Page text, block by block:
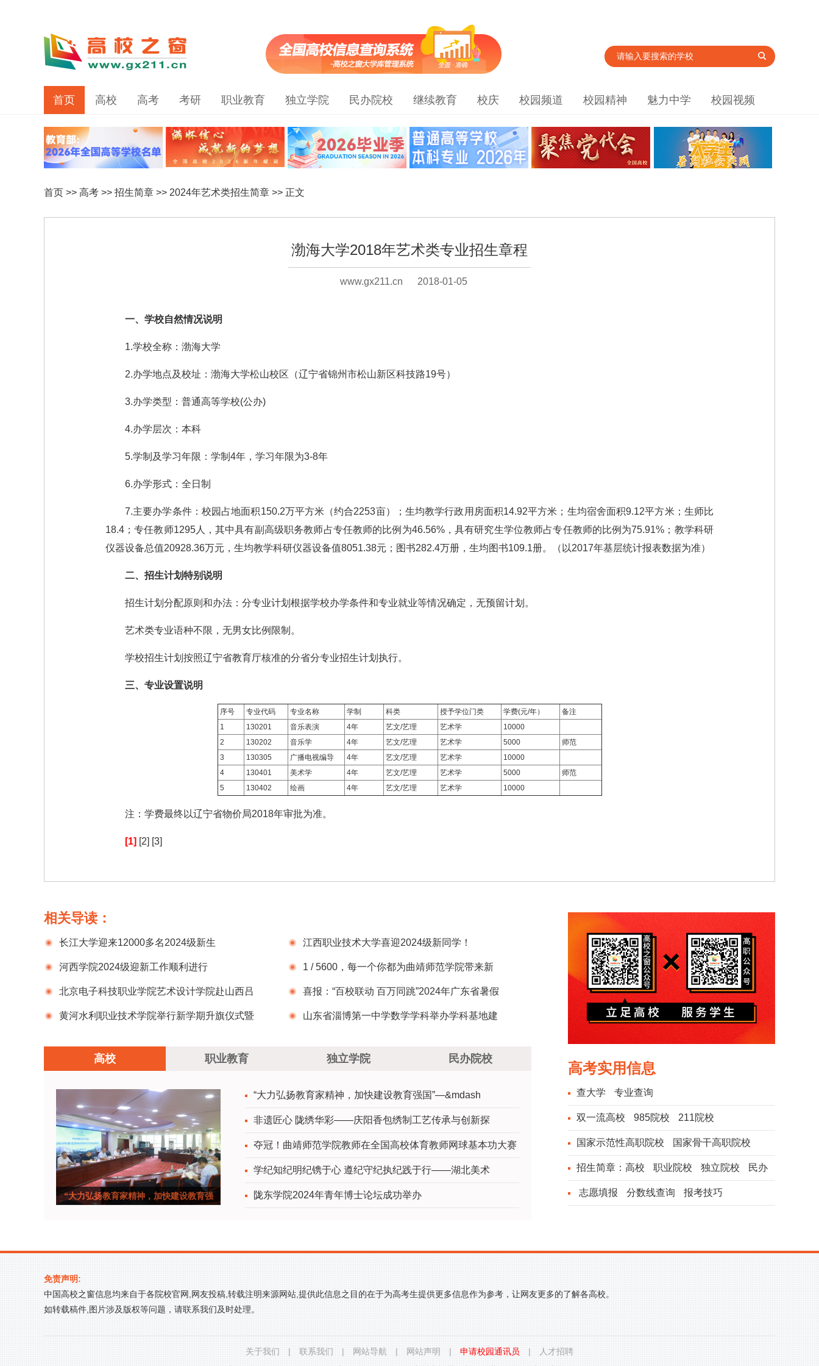
首页 高校 高考 考研 职业教育 独立学院 民办院校 继续教育 校庆 校园频道 校园精神 魅力中学 校园视频
首页 >> 高考 >> 招生简章 >> 2024年艺术类招生简章 >> 正文
渤海大学2018年艺术类专业招生章程
www.gx211.cn 2018-01-05
一、学校自然情况说明
1.学校全称：渤海大学
2.办学地点及校址：渤海大学松山校区（辽宁省锦州市松山新区科技路19号）
3.办学类型：普通高等学校(公办)
4.办学层次：本科
5.学制及学习年限：学制4年，学习年限为3-8年
6.办学形式：全日制
7.主要办学条件：校园占地面积150.2万平方米（约合2253亩）；生均教学行政用房面积14.92平方米；生均宿舍面积9.12平方米；生师比
18.4；专任教师1295人，其中具有副高级职务教师占专任教师的比例为46.56%，具有研究生学位教师占专任教师的比例为75.91%；教学科研
仪器设备总值20928.36万元，生均教学科研仪器设备值8051.38元；图书282.4万册，生均图书109.1册。（以2017年基层统计报表数据为准）
二、招生计划特别说明
招生计划分配原则和办法：分专业计划根据学校办学条件和专业就业等情况确定，无预留计划。
艺术类专业语种不限，无男女比例限制。
学校招生计划按照辽宁省教育厅核准的分省分专业招生计划执行。
三、专业设置说明
序号 专业代码 专业名称 学制 科类 授予学位门类 学费(元/年）
备注
1
130201 音乐表演 4年 艺文/艺理 艺术学
10000
2
130202 音乐学 4年 艺文/艺理 艺术学 5000
师范
3
130305 广播电视编导 4年 艺文/艺理 艺术学
10000
4
130401 美术学 4年 艺文/艺理 艺术学 5000
师范
5
130402 绘画 4年 艺文/艺理 艺术学 10000
注：学费最终以辽宁省物价局2018年审批为准。
[1] [2] [3]
相关导读：
长江大学迎来12000多名2024级新生 江西职业技术大学喜迎2024级新同学！
河西学院2024级迎新工作顺利进行 1 / 5600，每一个你都为曲靖师范学院带来新
的活力
北京电子科技职业学院艺术设计学院赴山西吕
梁开展暑期社会实践
喜报：“百校联动 百万同跳”2024年广东省暑假
线上跳绳挑战赛广东建设职业技术学院再次夺
黄河水利职业技术学院举行新学期升旗仪式暨 山东省淄博第一中学数学学科举办学科基地建
高校 职业教育 独立学院 民办院校
“大力弘扬教育家精神，加快建设教育强
“大力弘扬教育家精神，加快建设教育强国”—&mdash
非遗匠心 陇绣华彩——庆阳香包绣制工艺传承与创新探
夺冠！曲靖师范学院教师在全国高校体育教师网球基本功大赛
学纪知纪明纪镌于心 遵纪守纪执纪践于行——湖北美术
陇东学院2024年青年博士论坛成功举办
高考实用信息
查大学 专业查询
双一流高校 985院校 211院校
国家示范性高职院校 国家骨干高职院校
招生简章： 高校 职业院校 独立院校 民办
院校志愿填报 分数线查询 报考技巧
免责声明:
中国高校之窗信息均来自于各院校官网,网友投稿,转载注明来源网站,提供此信息之目的在于为高考生提供更多信息作为参考，让网友更多的了解各高校。
如转载稿件,图片涉及版权等问题，请联系我们及时处理。
关于我们 | 联系我们 | 网站导航 | 网站声明 | 申请校园通讯员 |
人才招聘